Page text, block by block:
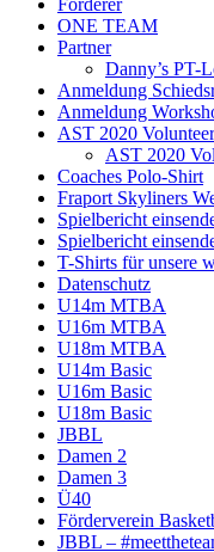
ONE TEAM
Partner
Danny’s PT-
Anmeldung
Anmeldung
AST 2020
AST 2020
Coaches Polo-Shirt
Fraport Skyliners
Spielbericht
Spielbericht
T-Shirts für unsere
Datenschutz
U14m MTBA
U16m MTBA
U18m MTBA
U14m Basic
U16m Basic
U18m Basic
JBBL
Damen 2
Damen 3
Ü40
Förderverein
JBBL –